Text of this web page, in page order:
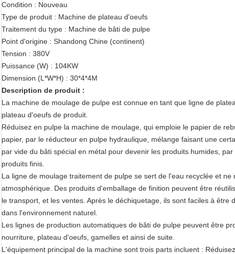
Condition : Nouveau
Type de produit : Machine de plateau d'oeufs
Traitement du type : Machine de bâti de pulpe
Point d'origine : Shandong Chine (continent)
Tension : 380V
Puissance (W) : 104KW
Dimension (L*W*H) : 30*4*4M
Description de produit :
La machine de moulage de pulpe est connue en tant que ligne de
plateau d'oeufs de produit.
Réduisez en pulpe la machine de moulage, qui emploie le papier de
papier, par le réducteur en pulpe hydraulique, mélange faisant une
par vide du bâti spécial en métal pour devenir les produits humides,
produits finis.
La ligne de moulage traitement de pulpe se sert de l'eau recyclée et
atmosphérique. Des produits d'emballage de finition peuvent être
le transport, et les ventes. Après le déchiquetage, ils sont faciles à être
dans l'environnement naturel.
Les lignes de production automatiques de bâti de pulpe peuvent être
nourriture, plateau d'oeufs, gamelles et ainsi de suite.
L'équipement principal de la machine sont trois parts incluent :